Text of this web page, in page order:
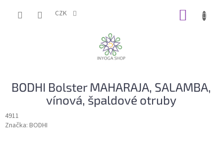
CZK
BODHI Bolster MAHARAJA, SALAMBA,
vínová, špaldové otruby
4911
Značka: BODHI